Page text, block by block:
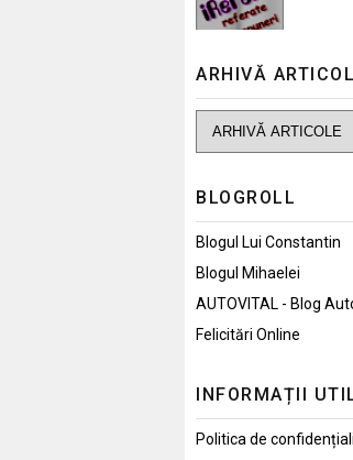
ARHIVĂ
BLOGROLL
Blogul Lui Constantin
Blogul Mihaelei
AUTOVITAL - Blog
Felicitări Online
INFORMAȚII
Politica de